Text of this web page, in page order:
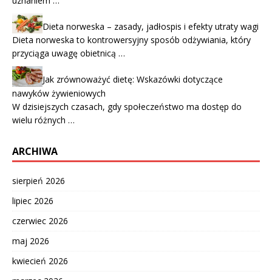
Dieta norweska – zasady, jadłospis i efekty utraty wagi
Dieta norweska to kontrowersyjny sposób odżywiania, który
przyciąga uwagę obietnicą …
Jak zrównoważyć dietę: Wskazówki dotyczące
nawyków żywieniowych
W dzisiejszych czasach, gdy społeczeństwo ma dostęp do
wielu różnych …
ARCHIWA
sierpień 2026
lipiec 2026
czerwiec 2026
maj 2026
kwiecień 2026